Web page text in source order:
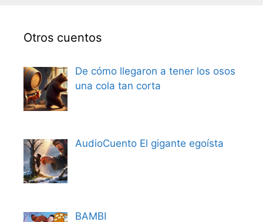
Otros cuentos
De cómo llegaron a tener los osos
una cola tan corta
AudioCuento El gigante egoísta
BAMBI